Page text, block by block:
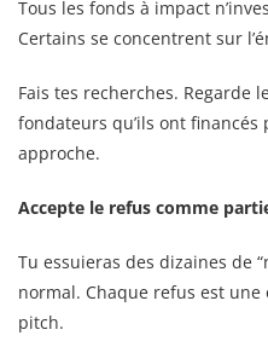
Tous les fonds à impact
Certains se concentrent sur
Fais tes recherches. Regarde
fondateurs qu’ils ont
approche.
Accepte le refus comme
Tu essuieras des dizaines de
normal. Chaque refus est
pitch.